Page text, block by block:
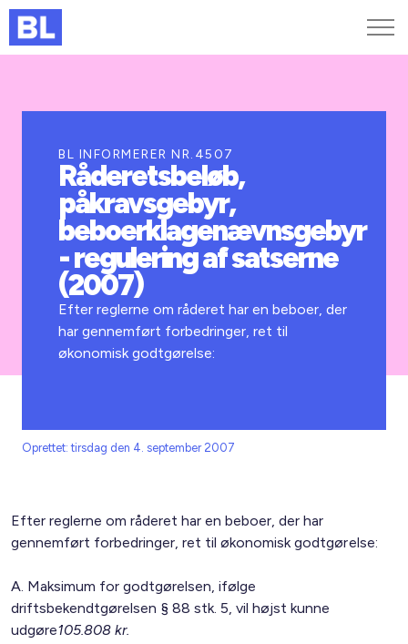
Kurser og arrangementer
Jobportalen
BL INFORMERER NR.4507
Råderetsbeløb,
påkravsgebyr,
beboerklagenævnsgebyr
- regulering af satserne
(2007)
Efter reglerne om råderet har en beboer, der
har gennemført forbedringer, ret til
økonomisk godtgørelse:
Oprettet: tirsdag den 4. september 2007
Efter reglerne om råderet har en beboer, der har
gennemført forbedringer, ret til økonomisk godtgørelse:
A. Maksimum for godtgørelsen, ifølge
driftsbekendtgørelsen § 88 stk. 5, vil højst kunne
udgøre105.808 kr.